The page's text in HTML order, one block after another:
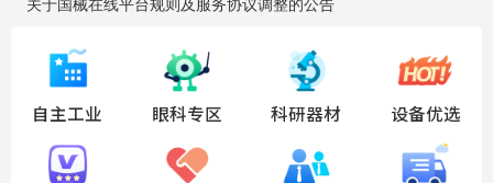
关于国械在线平台规则及服务协议调整的公告
国药创研AED开启全国招商
自主工业 眼科专区 科研器材 设备优选